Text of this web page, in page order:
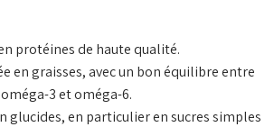
protéines de haute qualité.
en graisses, avec un bon équilibre entre
3 et oméga-6.
glucides, en particulier en sucres simples